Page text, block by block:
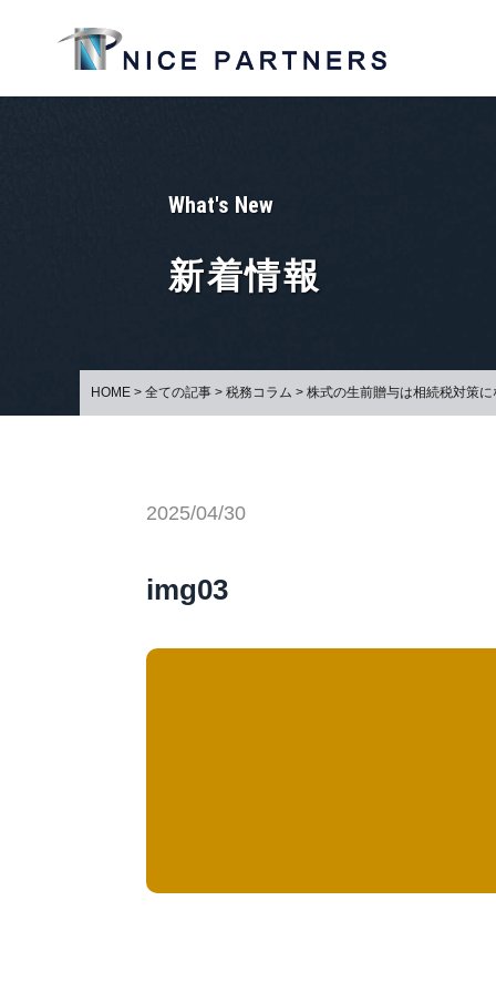
What's New
新着情報
HOME > 全ての記事 > 税務コラム > 株式の生前贈与は相続税対策
2025/04/30
img03